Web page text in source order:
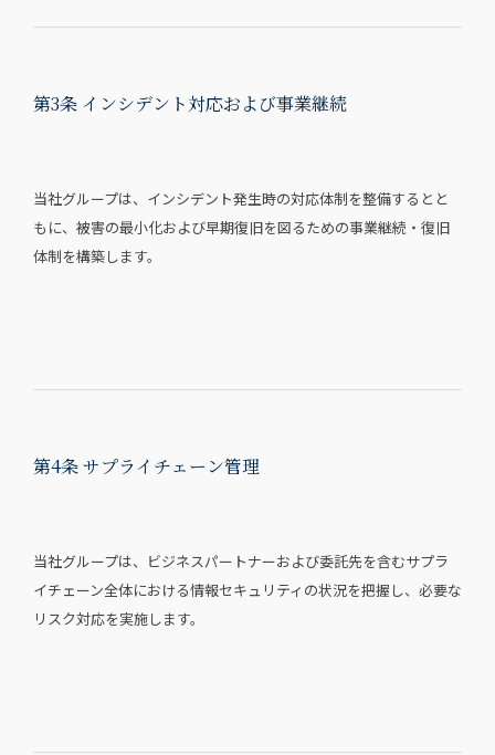
第3条 インシデント対応および事業継続
当社グループは、インシデント発生時の対応体制を整備するとと
もに、被害の最小化および早期復旧を図るための事業継続・復旧
体制を構築します。
第4条 サプライチェーン管理
当社グループは、ビジネスパートナーおよび委託先を含むサプラ
イチェーン全体における情報セキュリティの状況を把握し、必要な
リスク対応を実施します。